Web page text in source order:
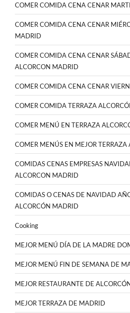
COMER COMIDA CENA CENAR
COMER COMIDA CENA CENAR
MADRID
COMER COMIDA CENA CENAR
ALCORCON MADRID
COMER COMIDA CENA CENAR
COMER COMIDA TERRAZA
COMER MENÚ EN TERRAZA
COMER MENÚS EN MEJOR TERRAZA
COMIDAS CENAS EMPRESAS
ALCORCON MADRID
COMIDAS O CENAS DE NAVIDAD
ALCORCÓN MADRID
Cooking
MEJOR MENÚ DÍA DE LA MADRE
MEJOR MENÚ FIN DE SEMANA DE
MEJOR RESTAURANTE DE ALCORCÓN
MEJOR TERRAZA DE MADRID